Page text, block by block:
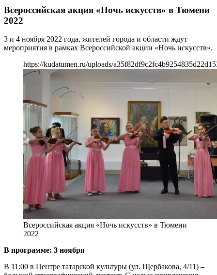
Всероссийская акция «Ночь искусств» в Тюмени
2022
3 и 4 ноября 2022 года, жителей города и области ждут
мероприятия в рамках Всероссийской акции «Ночь искусств».
https://kudatumen.ru/uploads/
Всероссийская акция «Ночь искусств» в Тюмени
2022
В программе: 3 ноября
В 11:00 в Центре татарской культуры (ул. Щербакова, 4/11) –